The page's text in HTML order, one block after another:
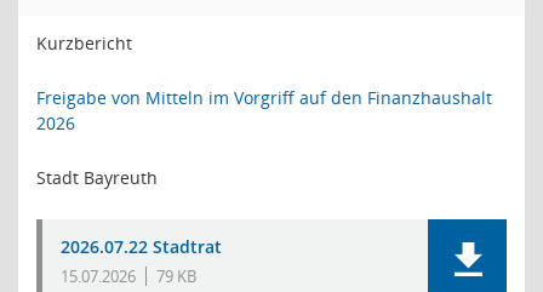
Kurzbericht
Freigabe von Mitteln im Vorgriff auf den Finanzhaushalt
2026
Stadt Bayreuth
2026.07.22 Stadtrat
15.07.2026 79 KB